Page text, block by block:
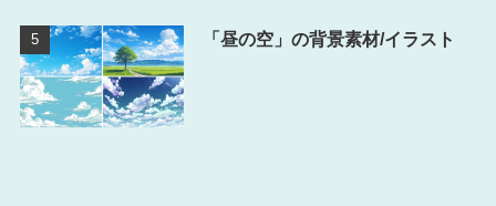
「昼の空」の背景素材/イラスト